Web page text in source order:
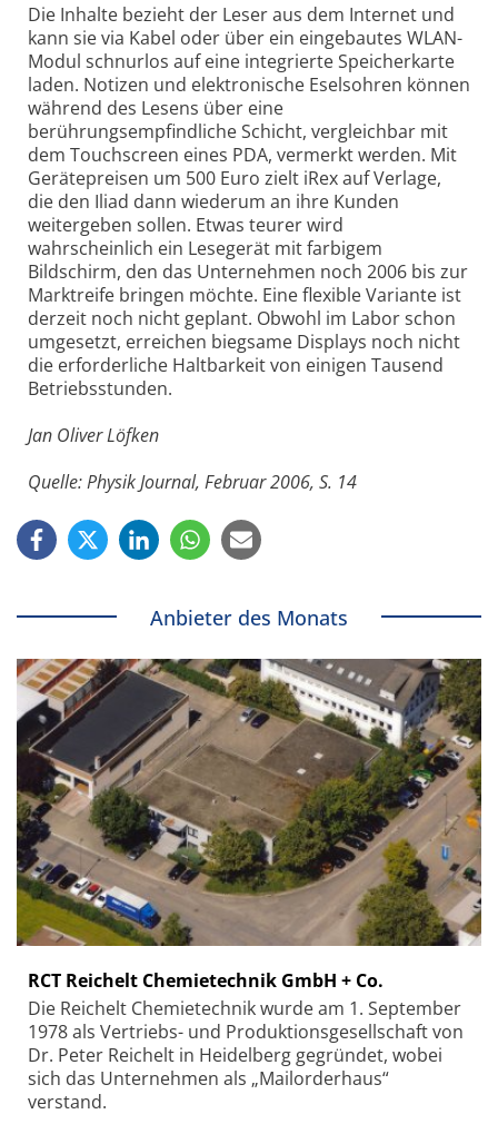
Die Inhalte bezieht der Leser aus dem Internet und
kann sie via Kabel oder über ein eingebautes WLAN-
Modul schnurlos auf eine integrierte Speicherkarte
laden. Notizen und elektronische Eselsohren können
während des Lesens über eine
berührungsempfindliche Schicht, vergleichbar mit
dem Touchscreen eines PDA, vermerkt werden. Mit
Gerätepreisen um 500 Euro zielt iRex auf Verlage,
die den Iliad dann wiederum an ihre Kunden
weitergeben sollen. Etwas teurer wird
wahrscheinlich ein Lesegerät mit farbigem
Bildschirm, den das Unternehmen noch 2006 bis zur
Marktreife bringen möchte. Eine flexible Variante ist
derzeit noch nicht geplant. Obwohl im Labor schon
umgesetzt, erreichen biegsame Displays noch nicht
die erforderliche Haltbarkeit von einigen Tausend
Betriebsstunden.
Jan Oliver Löfken
Quelle: Physik Journal, Februar 2006, S. 14
Anbieter des Monats
RCT Reichelt Chemietechnik GmbH + Co.
Die Reichelt Chemietechnik wurde am 1. September
1978 als Vertriebs- und Produktionsgesellschaft von
Dr. Peter Reichelt in Heidelberg gegründet, wobei
sich das Unternehmen als „Mailorderhaus“
verstand.